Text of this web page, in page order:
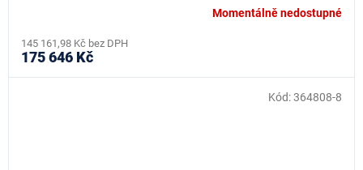
Momentálně nedostupné
145 161,98 Kč bez DPH
175 646 Kč
Kód:364808-8